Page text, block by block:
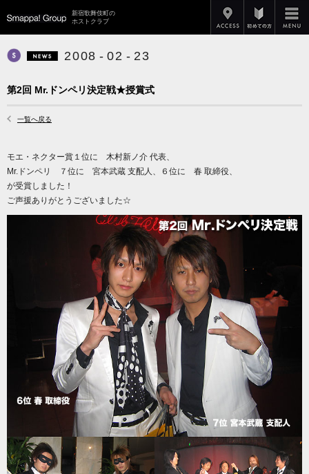
新宿歌舞伎町の
ホストクラブ
Smappa! Hans Axel von Fersen
News
2008 - 02 - 23
第2回 Mr.ドンペリ決定戦★授賞式
一覧へ戻る
モエ・ネクター賞１位に 木村新ノ介 代表、
Mr.ドンペリ ７位に 宮本武蔵 支配人、６位に 春 取締役、
が受賞しました！
ご声援ありがとうございました☆